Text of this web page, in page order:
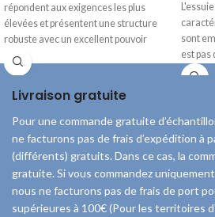
répondent aux exigences les plus
élevées et présentent une structure
robuste avec un excellent pouvoir
nettoyant. Ces lingettes constituent
une bonne alternative aux lingettes
Kimtech (gel), qui ne sont plus
disponibles.
sont
est
feuille
Livraison gratuite
Pour une commande gratuite
ne facturons pas de frais d’expédition à
(différents) gratuits. Dans ce cas, la
gratuite. Si vous commandez
nous ne facturons pas de frais de port
supérieures à 100€ (Pour les territoires